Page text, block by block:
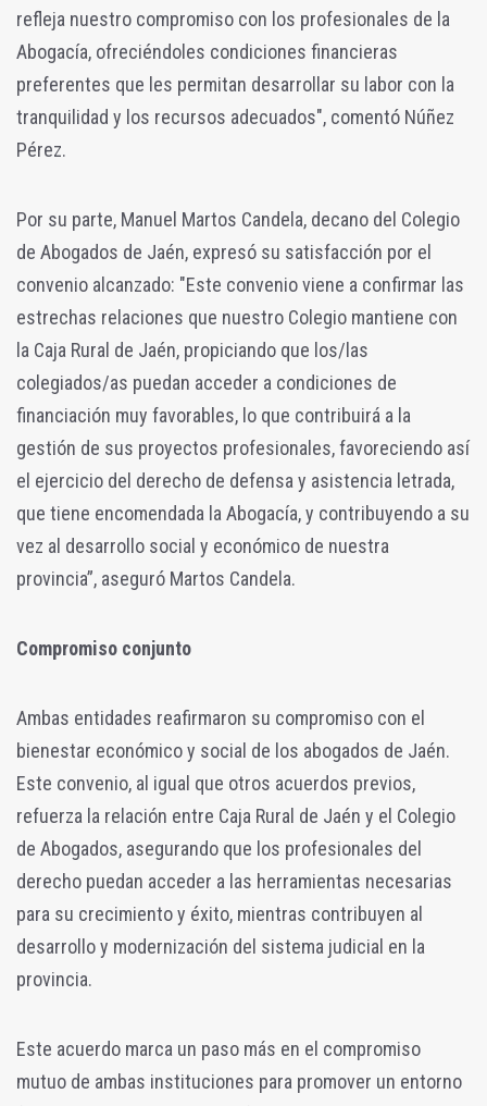
refleja nuestro compromiso con los profesionales de la
Abogacía, ofreciéndoles condiciones financieras
preferentes que les permitan desarrollar su labor con la
tranquilidad y los recursos adecuados", comentó Núñez
Pérez.
Por su parte, Manuel Martos Candela, decano del Colegio
de Abogados de Jaén, expresó su satisfacción por el
convenio alcanzado: "Este convenio viene a confirmar las
estrechas relaciones que nuestro Colegio mantiene con
la Caja Rural de Jaén, propiciando que los/las
colegiados/as puedan acceder a condiciones de
financiación muy favorables, lo que contribuirá a la
gestión de sus proyectos profesionales, favoreciendo así
el ejercicio del derecho de defensa y asistencia letrada,
que tiene encomendada la Abogacía, y contribuyendo a su
vez al desarrollo social y económico de nuestra
provincia”, aseguró Martos Candela.
Compromiso conjunto
Ambas entidades reafirmaron su compromiso con el
bienestar económico y social de los abogados de Jaén.
Este convenio, al igual que otros acuerdos previos,
refuerza la relación entre Caja Rural de Jaén y el Colegio
de Abogados, asegurando que los profesionales del
derecho puedan acceder a las herramientas necesarias
para su crecimiento y éxito, mientras contribuyen al
desarrollo y modernización del sistema judicial en la
provincia.
Este acuerdo marca un paso más en el compromiso
mutuo de ambas instituciones para promover un entorno